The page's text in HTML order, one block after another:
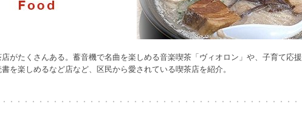
がたくさんある。蓄音機で名曲を楽しめる音楽喫茶「ヴィオロン」や、子育て応
を楽しめるなど店など、区民から愛されている喫茶店を紹介。